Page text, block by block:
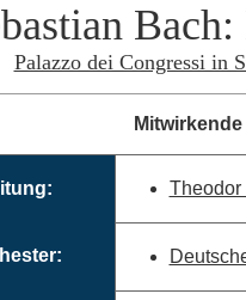
Palazzo dei Congressi in
Mitwirkende
Theodor